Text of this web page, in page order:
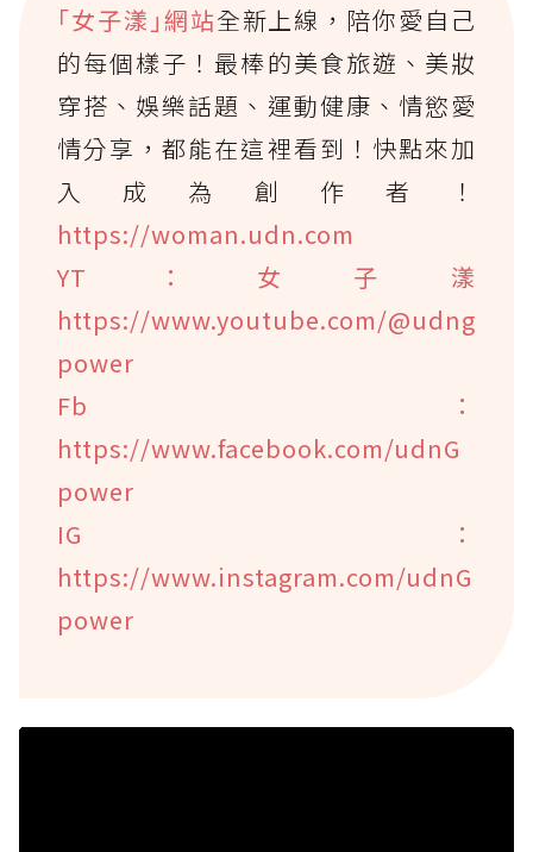
｢女子漾｣網站全新上線，陪你愛自己
的每個樣子！最棒的美食旅遊、美妝
穿搭、娛樂話題、運動健康、情慾愛
情分享，都能在這裡看到！快點來加
入成為創作者！
https://woman.udn.com
YT：女子漾
https://www.youtube.com/@udng
power
Fb：
https://www.facebook.com/udnG
power
IG：
https://www.instagram.com/udnG
power